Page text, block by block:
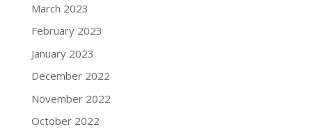
March 2023
February 2023
January 2023
December 2022
November 2022
October 2022